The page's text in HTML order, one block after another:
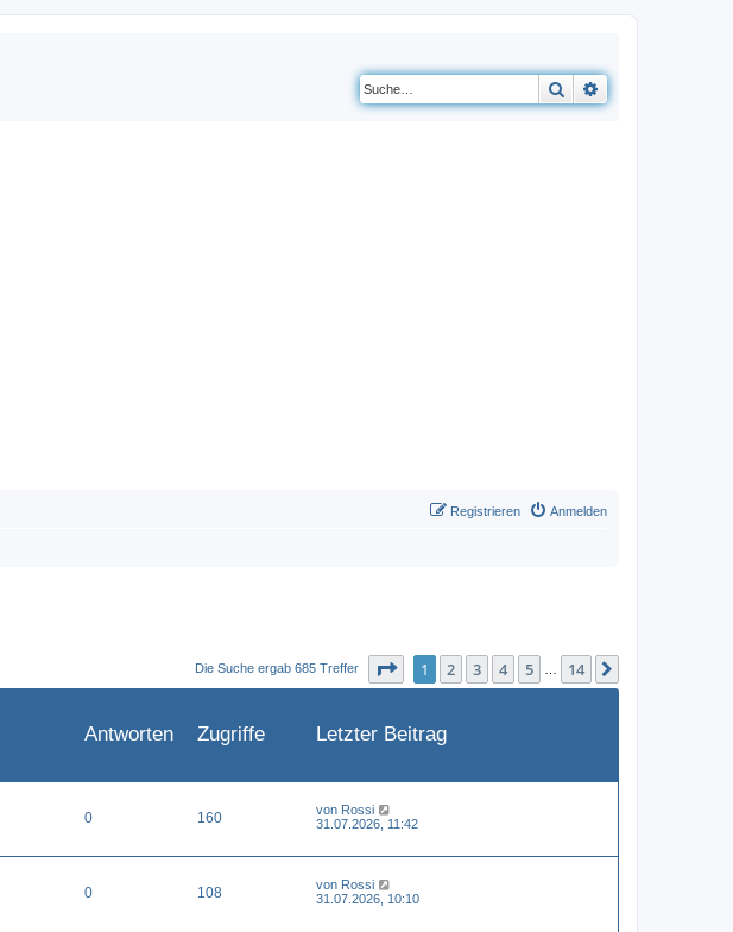
Suche
Anmelden
Registrieren
Die Suche ergab 685 Treffer Seite von14
1 2 3 4 5 14
Antworten Zugriffe Letzter Beitrag
0 160 von Rossi
31.07.2026, 11:42
0 108 von Rossi
31.07.2026, 10:10